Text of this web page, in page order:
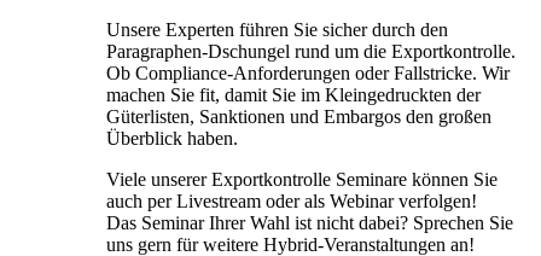
Unsere Experten führen Sie sicher durch den
Paragraphen-Dschungel rund um die Exportkontrolle.
Ob Compliance-Anforderungen oder Fallstricke. Wir
machen Sie fit, damit Sie im Kleingedruckten der
Güterlisten, Sanktionen und Embargos den großen
Überblick haben.
Viele unserer Exportkontrolle Seminare können Sie
auch per Livestream oder als Webinar verfolgen!
Das Seminar Ihrer Wahl ist nicht dabei? Sprechen Sie
uns gern für weitere Hybrid-Veranstaltungen an!